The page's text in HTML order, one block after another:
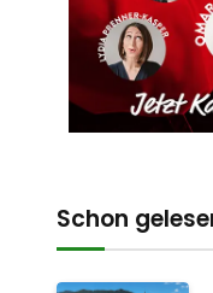
Schon